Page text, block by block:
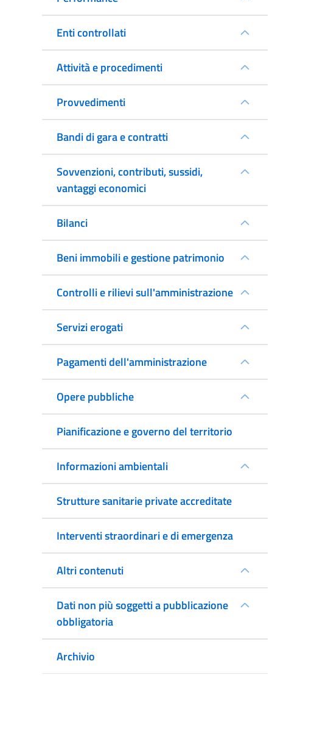
Enti controllati
Attività e procedimenti
Provvedimenti
Bandi di gara e contratti
Sovvenzioni, contributi, sussidi,
vantaggi economici
Bilanci
Beni immobili e gestione patrimonio
Controlli e rilievi sull'amministrazione
Servizi erogati
Pagamenti dell'amministrazione
Opere pubbliche
Pianificazione e governo del territorio
Informazioni ambientali
Strutture sanitarie private accreditate
Interventi straordinari e di emergenza
Altri contenuti
Dati non più soggetti a pubblicazione
obbligatoria
Archivio